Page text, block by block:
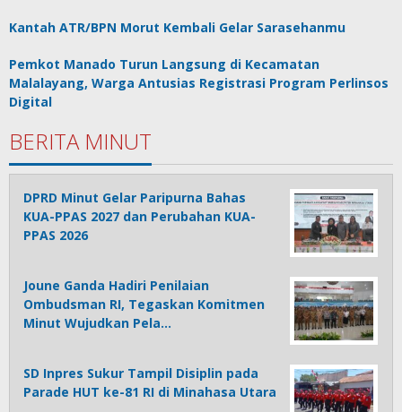
Kantah ATR/BPN Morut Kembali Gelar Sarasehanmu
Pemkot Manado Turun Langsung di Kecamatan
Malalayang, Warga Antusias Registrasi Program Perlinsos
Digital
BERITA MINUT
DPRD Minut Gelar Paripurna Bahas
KUA-PPAS 2027 dan Perubahan KUA-
PPAS 2026
Joune Ganda Hadiri Penilaian
Ombudsman RI, Tegaskan Komitmen
Minut Wujudkan Pela…
SD Inpres Sukur Tampil Disiplin pada
Parade HUT ke-81 RI di Minahasa Utara